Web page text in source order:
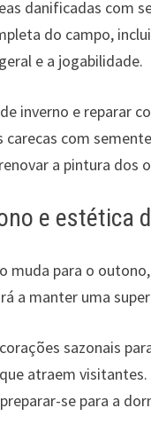
danificadas com
do campo,
e a jogabilidade.
inverno e reparar
carecas com
a pintura dos
e estética
muda para o
a manter uma
sazonais
atraem
se para a